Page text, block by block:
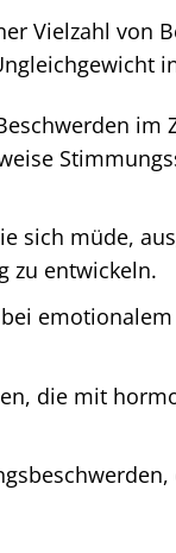
Vielzahl von
sich müde,
zu entwickeln.
die mit